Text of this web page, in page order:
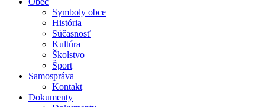
Symboly obce
História
Súčasnosť
Kultúra
Školstvo
Šport
Samospráva
Kontakt
Dokumenty